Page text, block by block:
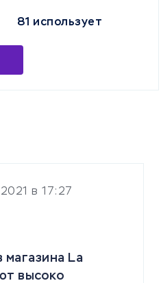
81 использует
в 17:27
магазина La
высоко